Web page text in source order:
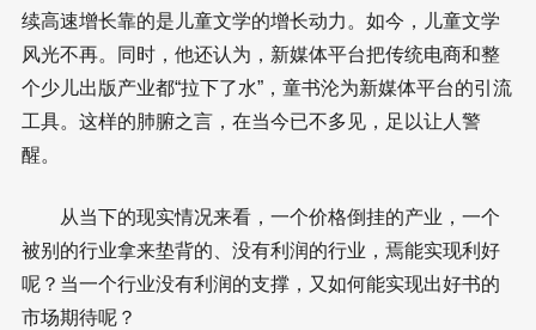
续高速增长靠的是儿童文学的增长动力。如今，儿童文学
风光不再。同时，他还认为，新媒体平台把传统电商和整
个少儿出版产业都“拉下了水”，童书沦为新媒体平台的引流
工具。这样的肺腑之言，在当今已不多见，足以让人警
醒。
从当下的现实情况来看，一个价格倒挂的产业，一个
被别的行业拿来垫背的、没有利润的行业，焉能实现利好
呢？当一个行业没有利润的支撑，又如何能实现出好书的
市场期待呢？